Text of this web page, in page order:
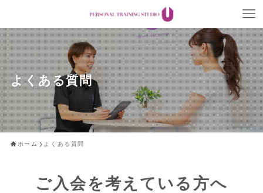
よくある質問
ホーム よくある質問
ご入会を考えている方へ